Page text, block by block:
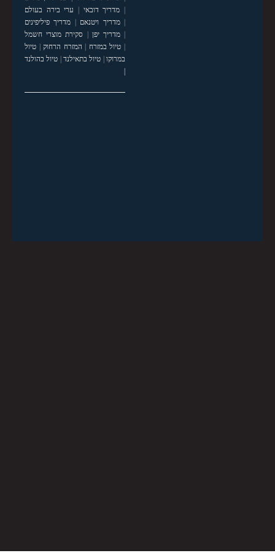
מדריך דובאי
ערי בירה בעולם
|מדריך ויטנאם
מדריך פיליפינים
|מדריך יפן
סקירת מוצרי חשמל
טיול במזרח המזרח הרחוק| טיול
במרוקו| טיול בתאילנד| טיול בהולנד